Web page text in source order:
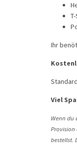
Ihr
Viel
Wenn du
Provision
bestellst.